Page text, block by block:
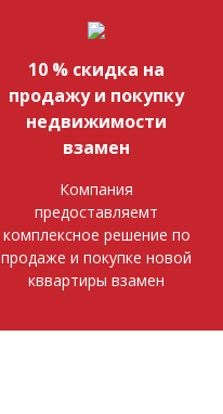
10 % скидка на
продажу и покупку
недвижимости
взамен
Компания
предоставляемт
комплексное решение по
продаже и покупке новой
кввартиры взамен